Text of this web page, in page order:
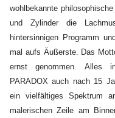
wohlbekannte
und Zylinder die
hintersinnigen Programm
mal aufs Äußerste. Das
ernst genommen. Alles
PARADOX auch nach 15
ein vielfältiges Spektrum
malerischen Zeile am